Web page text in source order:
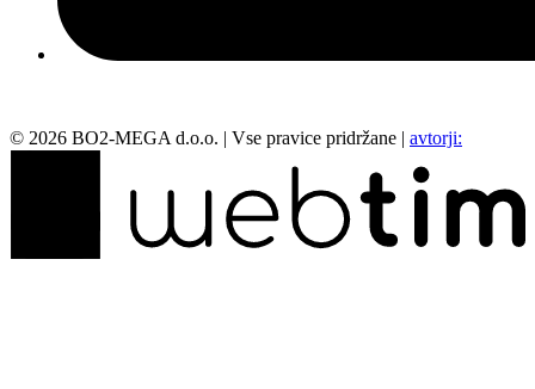
© 2026 BO2-MEGA d.o.o. | Vse pravice pridržane | avtorji: